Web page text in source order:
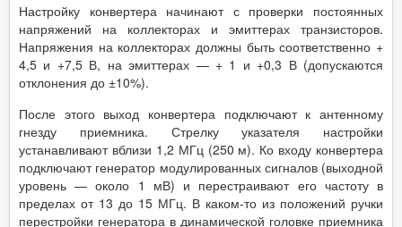
Настройку конвертера начинают с проверки постоянных
напряжений на коллекторах и эмиттерах транзисторов.
Напряжения на коллекторах должны быть соответственно +
4,5 и +7,5 В, на эмиттерах — + 1 и +0,3 В (допускаются
отклонения до ±10%).
После этого выход конвертера подключают к антенному
гнезду приемника. Стрелку указателя настройки
устанавливают вблизи 1,2 МГц (250 м). Ко входу конвертера
подключают генератор модулированных сигналов (выходной
уровень — около 1 мВ) и перестраивают его частоту в
пределах от 13 до 15 МГц. В каком-то из положений ручки
перестройки генератора в динамической головке приемника